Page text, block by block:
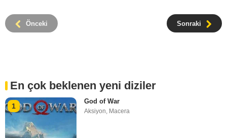
Önceki Sonraki
En çok beklenen yeni diziler
1
God of War
Aksiyon, Macera